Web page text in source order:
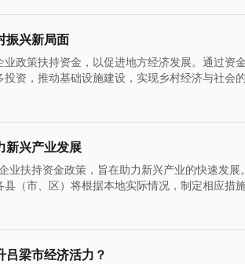
振兴新局面
政策扶持资金，以促进地方经济发展。通过资
资，推动基础设施建设，实现乡村经济与社会的
新兴产业发展
业扶持资金政策，旨在助力新兴产业的快速发
（市、区）将根据本地实际情况，制定相应措
梁市经济活力？